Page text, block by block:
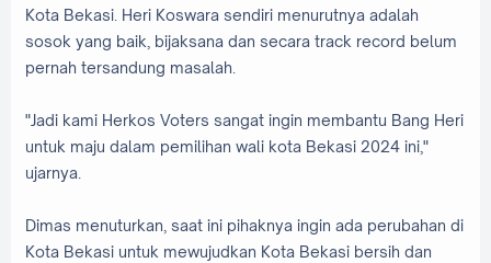
Kota Bekasi. Heri Koswara sendiri menurutnya adalah
sosok yang baik, bijaksana dan secara track record belum
pernah tersandung masalah.
"Jadi kami Herkos Voters sangat ingin membantu Bang Heri
untuk maju dalam pemilihan wali kota Bekasi 2024 ini,"
ujarnya.
Dimas menuturkan, saat ini pihaknya ingin ada perubahan di
Kota Bekasi untuk mewujudkan Kota Bekasi bersih dan